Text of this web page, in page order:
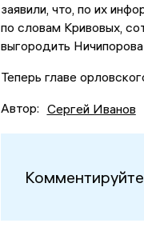
заявили, что, по их
по словам Кривовых,
выгородить
Теперь главе
Автор: Сергей Иванов